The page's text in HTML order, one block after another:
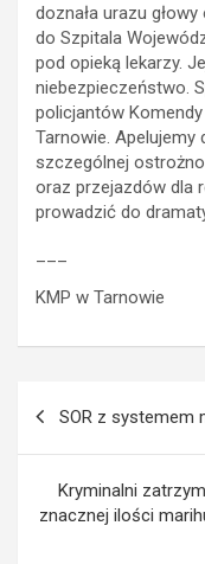
doznała urazu
do Szpitala
pod opieką lekarzy.
niebezpieczeństwo.
policjantów
Tarnowie.
szczególnej
oraz przejazdów dla
prowadzić do
KMP w Tarnowie
SOR z systemem
Kryminalni
znacznej ilości